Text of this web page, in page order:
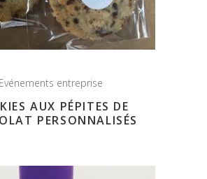
Evénements entreprise
AUX PÉPITES DE
PERSONNALISÉS